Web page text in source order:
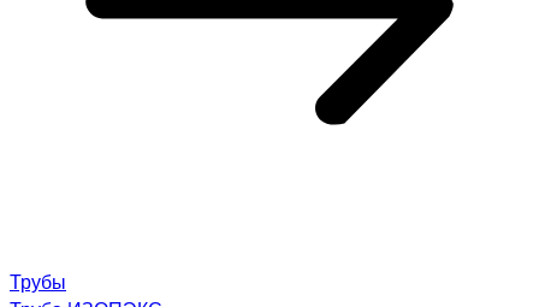
Трубы